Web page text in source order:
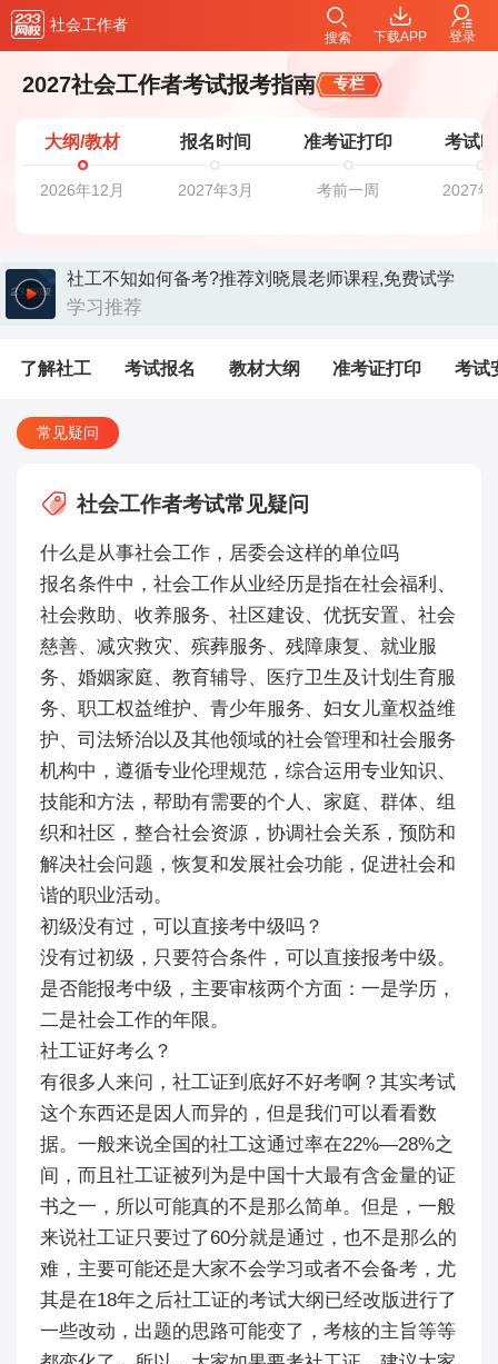
社会工作者
下载APP 登录
搜索
2027社会工作者考试报考指南 专栏
大纲/教材
2026年12月
报名时间
2027年3月
准考证打印
考前一周
考试
2027年
社工不知如何备考?推荐刘晓晨老师课程,免费试学
>>>>
学习推荐
了解社工 考试报名 教材大纲 准考证打印 考试
常见疑问
社会工作者考试常见疑问
什么是从事社会工作，居委会这样的单位吗
报名条件中，社会工作从业经历是指在社会福利、
社会救助、收养服务、社区建设、优抚安置、社会
慈善、减灾救灾、殡葬服务、残障康复、就业服
务、婚姻家庭、教育辅导、医疗卫生及计划生育服
务、职工权益维护、青少年服务、妇女儿童权益维
护、司法矫治以及其他领域的社会管理和社会服务
机构中，遵循专业伦理规范，综合运用专业知识、
技能和方法，帮助有需要的个人、家庭、群体、组
织和社区，整合社会资源，协调社会关系，预防和
解决社会问题，恢复和发展社会功能，促进社会和
谐的职业活动。
初级没有过，可以直接考中级吗？
没有过初级，只要符合条件，可以直接报考中级。
是否能报考中级，主要审核两个方面：一是学历，
二是社会工作的年限。
社工证好考么？
有很多人来问，社工证到底好不好考啊？其实考试
这个东西还是因人而异的，但是我们可以看看数
据。一般来说全国的社工这通过率在22%—28%之
间，而且社工证被列为是中国十大最有含金量的证
书之一，所以可能真的不是那么简单。但是，一般
来说社工证只要过了60分就是通过，也不是那么的
难，主要可能还是大家不会学习或者不会备考，尤
其是在18年之后社工证的考试大纲已经改版进行了
一些改动，出题的思路可能变了，考核的主旨等等